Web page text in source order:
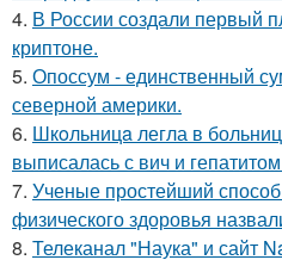
4. В России создали первый
криптоне.
5. Опоссум - единственный
северной америки.
6. Шкoльницa легла в
выписалась с вич и
7. Ученые простейший
физического здоровья
8. Телеканал "Наука" и сайт